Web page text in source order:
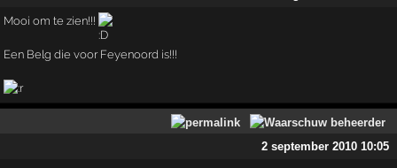
Mooi om te zien!!!
Een Belg die voor Feyenoord is!!!
2 september 2010 10:05